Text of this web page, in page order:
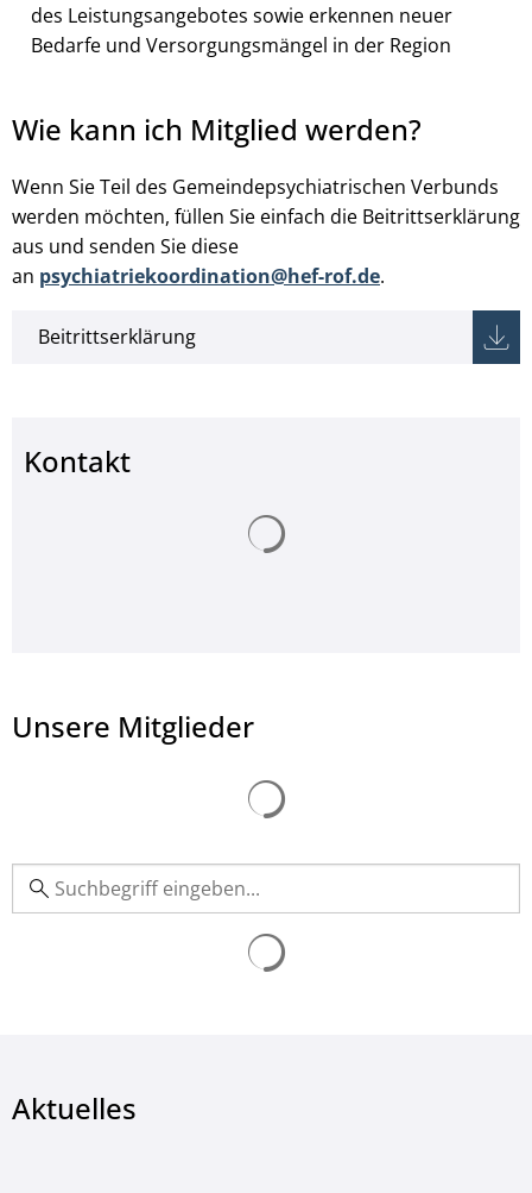
des Leistungsangebotes sowie erkennen neuer
Bedarfe und Versorgungsmängel in der Region
Wie kann ich Mitglied werden?
Wenn Sie Teil des Gemeindepsychiatrischen Verbunds
werden möchten, füllen Sie einfach die Beitrittserklärung
aus und senden Sie diese
an psychiatriekoordination@hef-rof.de.
Beitrittserklärung
Kontakt
Unsere Mitglieder
Aktuelles